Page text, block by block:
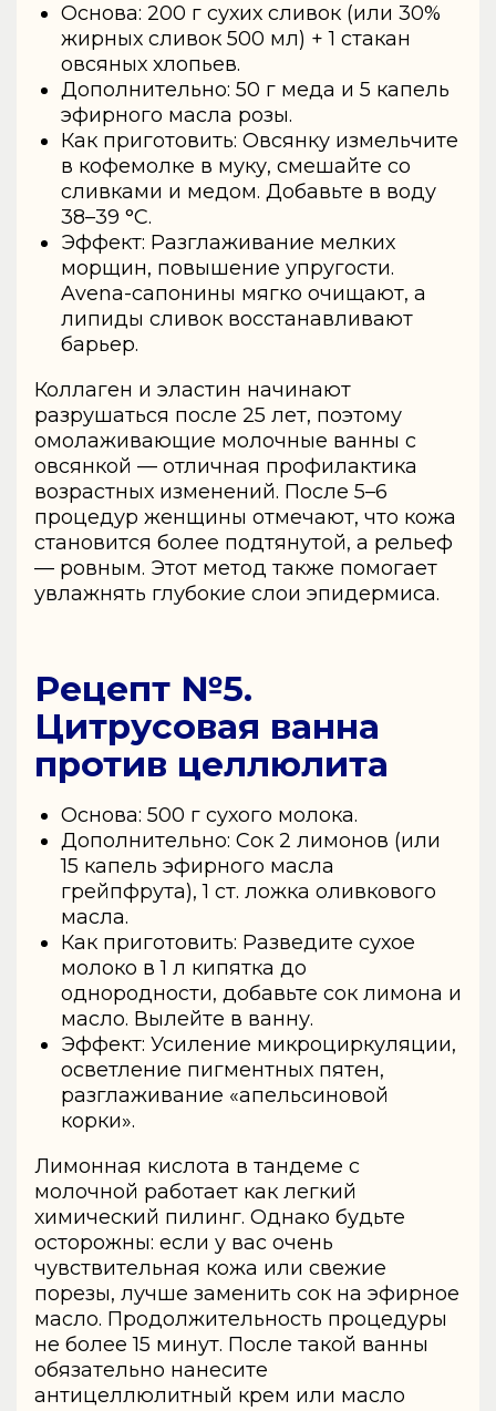
Основа: 200 г сухих сливок (или 30%
жирных сливок 500 мл) + 1 стакан
овсяных хлопьев.
Дополнительно: 50 г меда и 5 капель
эфирного масла розы.
Как приготовить: Овсянку измельчите
в кофемолке в муку, смешайте со
сливками и медом. Добавьте в воду
38–39 °C.
Эффект: Разглаживание мелких
морщин, повышение упругости.
Avena-сапонины мягко очищают, а
липиды сливок восстанавливают
барьер.
Коллаген и эластин начинают
разрушаться после 25 лет, поэтому
омолаживающие молочные ванны с
овсянкой — отличная профилактика
возрастных изменений. После 5–6
процедур женщины отмечают, что кожа
становится более подтянутой, а рельеф
— ровным. Этот метод также помогает
увлажнять глубокие слои эпидермиса.
Рецепт №5.
Цитрусовая ванна
против целлюлита
Основа: 500 г сухого молока.
Дополнительно: Сок 2 лимонов (или
15 капель эфирного масла
грейпфрута), 1 ст. ложка оливкового
масла.
Как приготовить: Разведите сухое
молоко в 1 л кипятка до
однородности, добавьте сок лимона и
масло. Вылейте в ванну.
Эффект: Усиление микроциркуляции,
осветление пигментных пятен,
разглаживание «апельсиновой
корки».
Лимонная кислота в тандеме с
молочной работает как легкий
химический пилинг. Однако будьте
осторожны: если у вас очень
чувствительная кожа или свежие
порезы, лучше заменить сок на эфирное
масло. Продолжительность процедуры
не более 15 минут. После такой ванны
обязательно нанесите
антицеллюлитный крем или масло